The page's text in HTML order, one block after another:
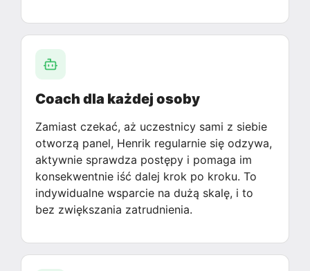
Coach dla każdej osoby
Zamiast czekać, aż uczestnicy sami z siebie
otworzą panel, Henrik regularnie się odzywa,
aktywnie sprawdza postępy i pomaga im
konsekwentnie iść dalej krok po kroku. To
indywidualne wsparcie na dużą skalę, i to
bez zwiększania zatrudnienia.